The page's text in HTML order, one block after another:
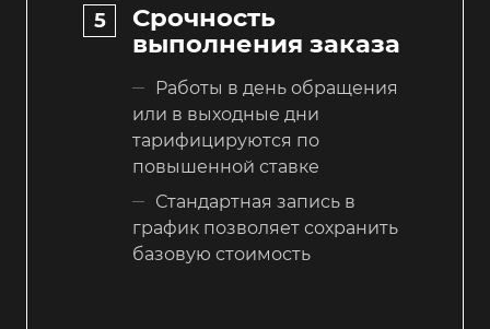
Срочность
выполнения заказа
Работы в день обращения
или в выходные дни
тарифицируются по
повышенной ставке
Стандартная запись в
график позволяет сохранить
базовую стоимость